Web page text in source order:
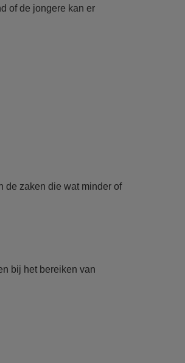
of de jongere kan er
de zaken die wat minder of
bij het bereiken van